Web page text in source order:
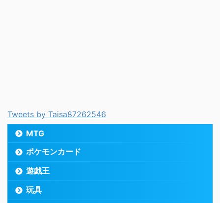
Tweets by Taisa87262546
MTG
ポケモンカード
遊戯王
玩具